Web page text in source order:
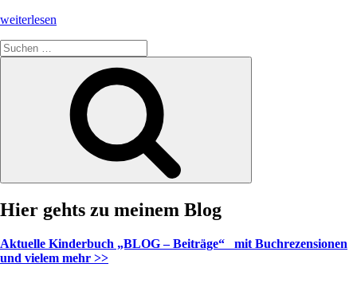
„Der
Blumenladen
-
weiterlesen
Suche
nach:
Hier gehts zu meinem Blog
Aktuelle Kinderbuch „BLOG – Beiträge“ mit Buchrezensionen
und vielem mehr >>